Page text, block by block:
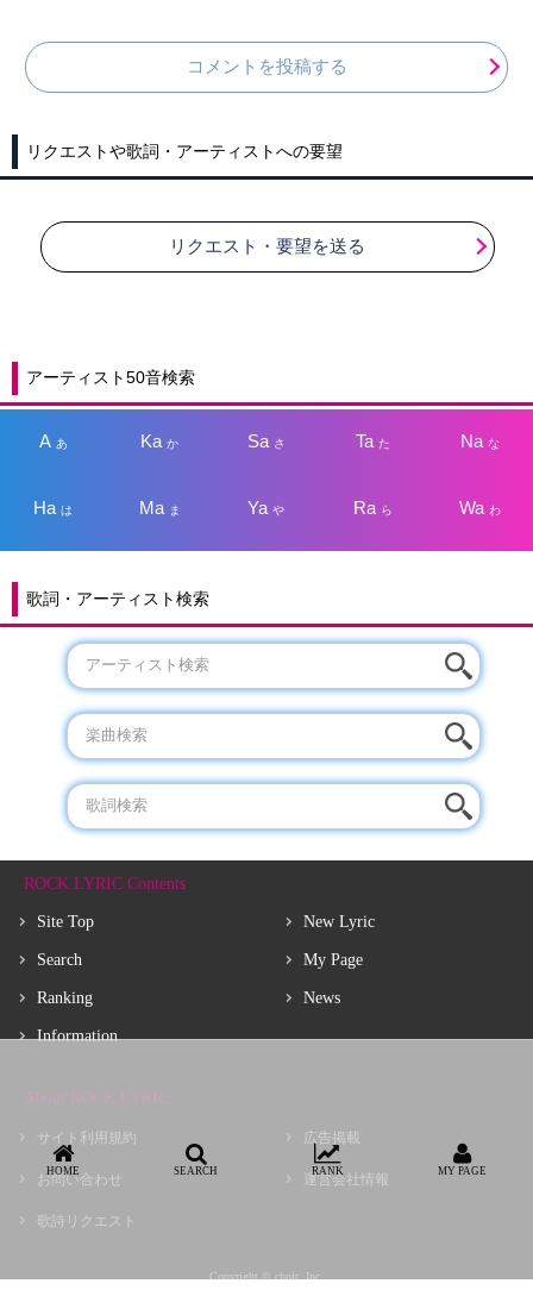
コメントを投稿する
リクエストや歌詞・アーティストへの要望
リクエスト・要望を送る
アーティスト50音検索
A あ Kaか Sa さ Taた Na な
Haは Ma ま Yaや Ra ら Wa わ
歌詞・アーティスト検索
ROCK LYRIC Contents
Site Top
Search
Ranking
Information
New Lyric
My Page
News
About ROCK LYRIC
サイト利用規約
お問い合わせ
歌詩リクエスト
広告掲載
運営会社情報
Copyright © choir, Inc.
HOME SEARCH RANK MY PAGE